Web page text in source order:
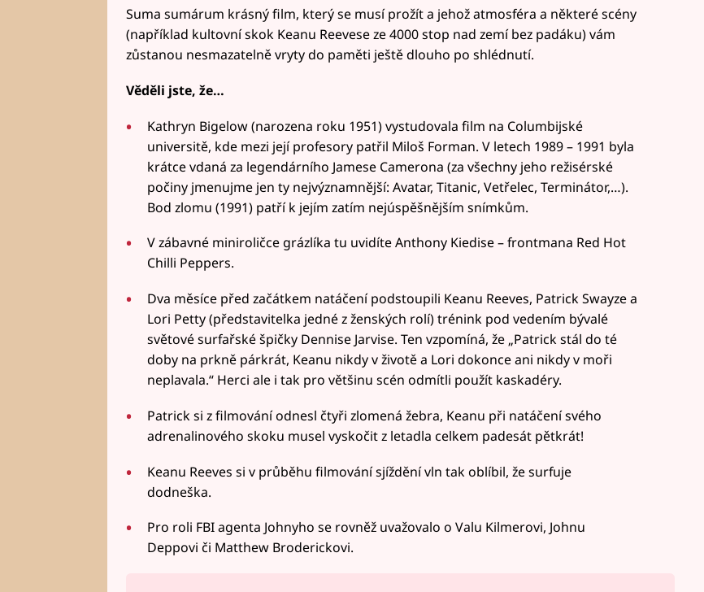
Suma sumárum krásný film, který se musí prožít a jehož atmosféra a některé scény
(například kultovní skok Keanu Reevese ze 4000 stop nad zemí bez padáku) vám
zůstanou nesmazatelně vryty do paměti ještě dlouho po shlédnutí.
Věděli jste, že…
Kathryn Bigelow (narozena roku 1951) vystudovala film na Columbijské
universitě, kde mezi její profesory patřil Miloš Forman. V letech 1989 – 1991 byla
krátce vdaná za legendárního Jamese Camerona (za všechny jeho režisérské
počiny jmenujme jen ty nejvýznamnější: Avatar, Titanic, Vetřelec, Terminátor,…).
Bod zlomu (1991) patří k jejím zatím nejúspěšnějším snímkům.
V zábavné miniroličce grázlíka tu uvidíte Anthony Kiedise – frontmana Red Hot
Chilli Peppers.
Dva měsíce před začátkem natáčení podstoupili Keanu Reeves, Patrick Swayze a
Lori Petty (představitelka jedné z ženských rolí) trénink pod vedením bývalé
světové surfařské špičky Dennise Jarvise. Ten vzpomíná, že „Patrick stál do té
doby na prkně párkrát, Keanu nikdy v životě a Lori dokonce ani nikdy v moři
neplavala.“ Herci ale i tak pro většinu scén odmítli použít kaskadéry.
Patrick si z filmování odnesl čtyři zlomená žebra, Keanu při natáčení svého
adrenalinového skoku musel vyskočit z letadla celkem padesát pětkrát!
Keanu Reeves si v průběhu filmování sjíždění vln tak oblíbil, že surfuje
dodneška.
Pro roli FBI agenta Johnyho se rovněž uvažovalo o Valu Kilmerovi, Johnu
Deppovi či Matthew Broderickovi.